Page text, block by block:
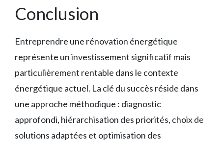
Conclusion
Entreprendre une rénovation énergétique
représente un investissement significatif mais
particulièrement rentable dans le contexte
énergétique actuel. La clé du succès réside dans
une approche méthodique : diagnostic
approfondi, hiérarchisation des priorités, choix de
solutions adaptées et optimisation des